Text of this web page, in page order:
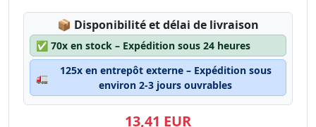
📦 Lagerstatus:
Disponibilité et délai de livraison
✅ 70x en stock – Expédition sous 24 heures
🚛
125x en entrepôt externe – Expédition sous
environ 2-3 jours ouvrables
13,41 EUR